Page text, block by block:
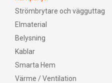
Strömbrytare och vägguttag
Elmaterial
Belysning
Kablar
Smarta Hem
Värme / Ventilation